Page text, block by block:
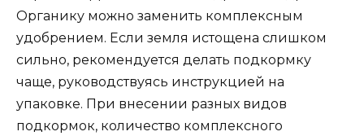
Органику можно заменить комплексным
удобрением. Если земля истощена слишком
сильно, рекомендуется делать подкормку
чаще, руководствуясь инструкцией на
упаковке. При внесении разных видов
подкормок, количество комплексного